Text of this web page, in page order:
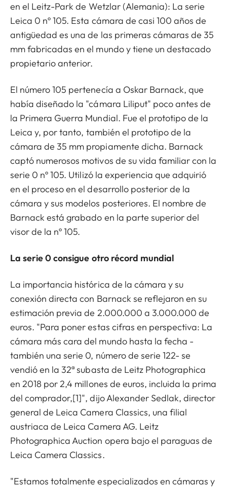
en el Leitz-Park de Wetzlar (Alemania): La serie
Leica 0 nº 105. Esta cámara de casi 100 años de
antigüedad es una de las primeras cámaras de 35
mm fabricadas en el mundo y tiene un destacado
propietario anterior.
El número 105 pertenecía a Oskar Barnack, que
había diseñado la "cámara Liliput" poco antes de
la Primera Guerra Mundial. Fue el prototipo de la
Leica y, por tanto, también el prototipo de la
cámara de 35 mm propiamente dicha. Barnack
captó numerosos motivos de su vida familiar con la
serie 0 nº 105. Utilizó la experiencia que adquirió
en el proceso en el desarrollo posterior de la
cámara y sus modelos posteriores. El nombre de
Barnack está grabado en la parte superior del
visor de la nº 105.
La serie 0 consigue otro récord mundial
La importancia histórica de la cámara y su
conexión directa con Barnack se reflejaron en su
estimación previa de 2.000.000 a 3.000.000 de
euros. "Para poner estas cifras en perspectiva: La
cámara más cara del mundo hasta la fecha -
también una serie 0, número de serie 122- se
vendió en la 32ª subasta de Leitz Photographica
en 2018 por 2,4 millones de euros, incluida la prima
del comprador,[1]", dijo Alexander Sedlak, director
general de Leica Camera Classics, una filial
austriaca de Leica Camera AG. Leitz
Photographica Auction opera bajo el paraguas de
Leica Camera Classics.
"Estamos totalmente especializados en cámaras y